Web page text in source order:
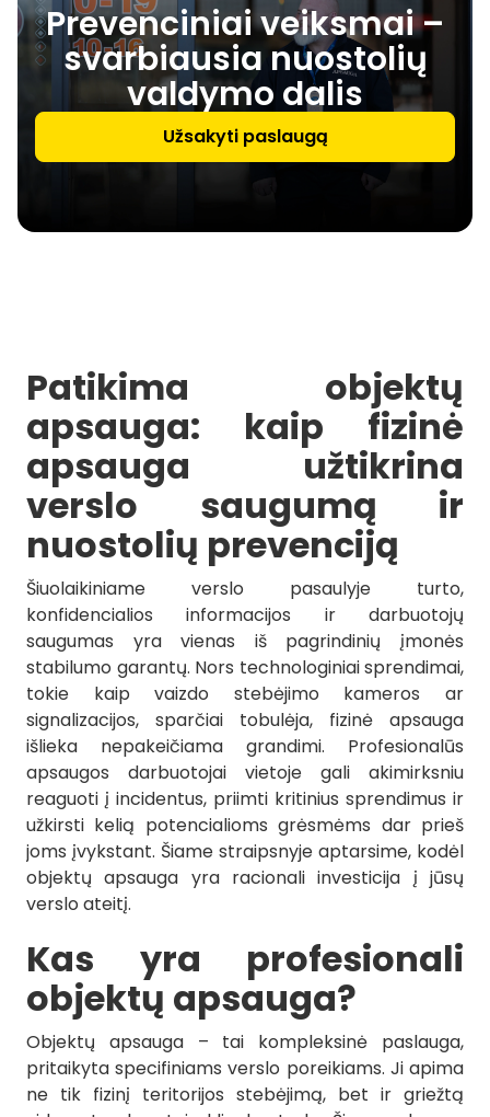
Prevenciniai veiksmai –
svarbiausia nuostolių
valdymo dalis
Užsakyti paslaugą
Patikima objektų
apsauga: kaip fizinė
apsauga užtikrina
verslo saugumą ir
nuostolių prevenciją
Šiuolaikiniame verslo pasaulyje turto,
konfidencialios informacijos ir darbuotojų
saugumas yra vienas iš pagrindinių įmonės
stabilumo garantų. Nors technologiniai sprendimai,
tokie kaip vaizdo stebėjimo kameros ar
signalizacijos, sparčiai tobulėja, fizinė apsauga
išlieka nepakeičiama grandimi. Profesionalūs
apsaugos darbuotojai vietoje gali akimirksniu
reaguoti į incidentus, priimti kritinius sprendimus ir
užkirsti kelią potencialioms grėsmėms dar prieš
joms įvykstant. Šiame straipsnyje aptarsime, kodėl
objektų apsauga yra racionali investicija į jūsų
verslo ateitį.
Kas yra profesionali
objektų apsauga?
Objektų apsauga – tai kompleksinė paslauga,
pritaikyta specifiniams verslo poreikiams. Ji apima
ne tik fizinį teritorijos stebėjimą, bet ir griežtą